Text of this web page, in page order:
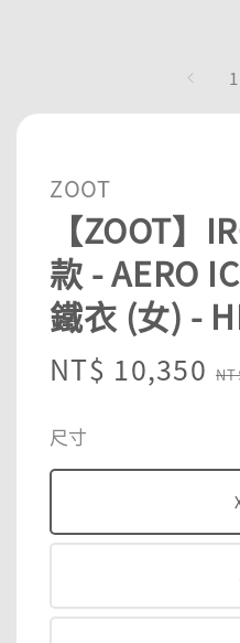
1
ZOOT
【ZOOT】
款 - AERO
鐵衣 (女) -
Sale
NT$ 10,350
尺寸